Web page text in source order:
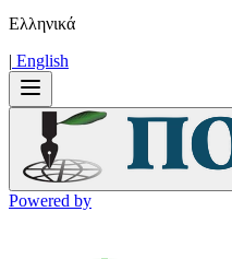
Ελληνικά
| Εnglish
Powered by